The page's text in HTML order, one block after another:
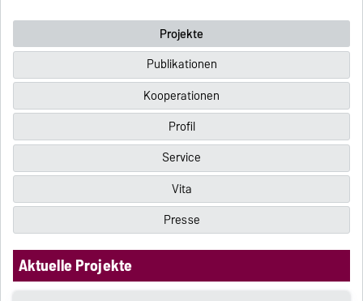
Projekte
Publikationen
Kooperationen
Profil
Service
Vita
Presse
Aktuelle Projekte